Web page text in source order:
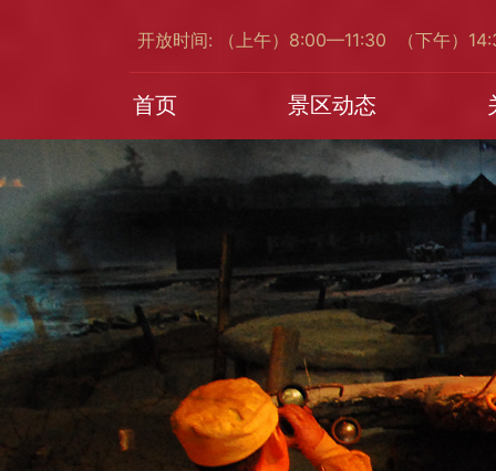
首页 景区动态
开放时间: （上午）8:00—11:30 （下午）14